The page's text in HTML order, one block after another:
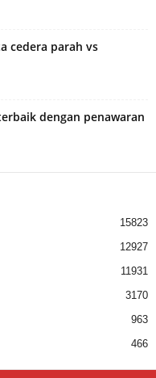
cedera parah vs
dengan penawaran
15823
12927
11931
3170
963
466